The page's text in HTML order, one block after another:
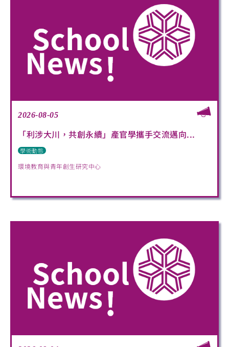
2026-08-05
「利涉大川，共創永續」產官學攜手交流邁向...
學術動態
環境教育與青年創生研究中心